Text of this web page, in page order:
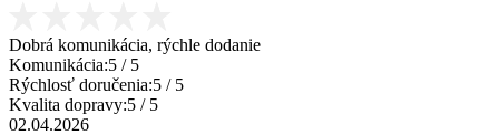
Dobrá komunikácia, rýchle dodanie
Komunikácia:5 / 5
Rýchlosť doručenia:5 / 5
Kvalita dopravy:5 / 5
02.04.2026